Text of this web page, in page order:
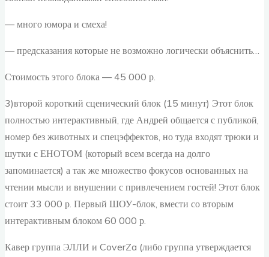
— много юмора и смеха!
— предсказания которые не возможно логически объяснить…
Стоимость этого блока — 45 000 р.
3)второй короткий сценический блок (15 минут) Этот блок
полностью интерактивный, где Андрей общается с публикой,
номер без животных и спецэффектов, но туда входят трюки и
шутки с ЕНОТОМ (который всем всегда на долго
запоминается) а так же множество фокусов основанных на
чтении мысли и внушении с привлечением гостей! Этот блок
стоит 33 000 р. Первый ШОУ-блок, вмести со вторым
интерактивным блоком 60 000 р.
Кавер группа ЭЛЛИ и CoverZa (либо группа утверждается